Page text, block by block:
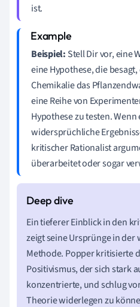
ist.
Beispiel: Stell Dir vor, eine
eine Hypothese, die
Chemikalie das
eine Reihe von
Hypothese zu testen.
widersprüchliche
kritischer Rationalist
überarbeitet oder sogar
Ein tieferer Einblick in den
zeigt seine Ursprünge in der
Methode. Popper kritisierte
Positivismus, der sich stark
konzentrierte, und schlug
Theorie widerlegen zu